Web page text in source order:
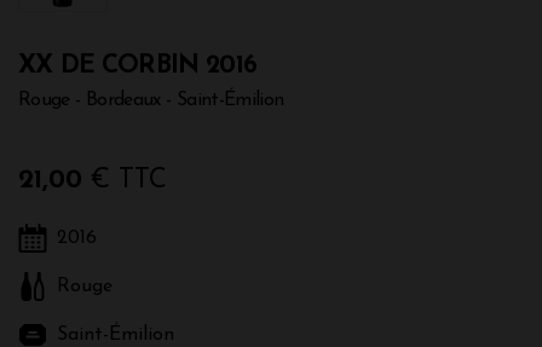
XX DE CORBIN 2016
Rouge - Bordeaux - Saint-Émilion
21,00 € TTC
2016
Rouge
Saint-Émilion